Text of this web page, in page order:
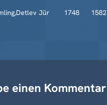
Jür 1748 1582
einen Kommentar